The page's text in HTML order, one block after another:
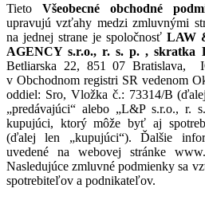
Tieto Všeobecné obchodné
upravujú vzťahy medzi zmluvnými
na jednej strane je spoločnosť LAW
AGENCY s.r.o., r. s. p. , skratka
Betliarska 22, 851 07 Bratislava,
v Obchodnom registri SR vedenom
oddiel: Sro, Vložka č.: 73314/B
„predávajúci“ alebo „L&P s.r.o., r.
kupujúci, ktorý môže byť aj
(ďalej len „kupujúci“). Ďalšie
uvedené na webovej stránke
Nasledujúce zmluvné podmienky sa
spotrebiteľov a podnikateľov.